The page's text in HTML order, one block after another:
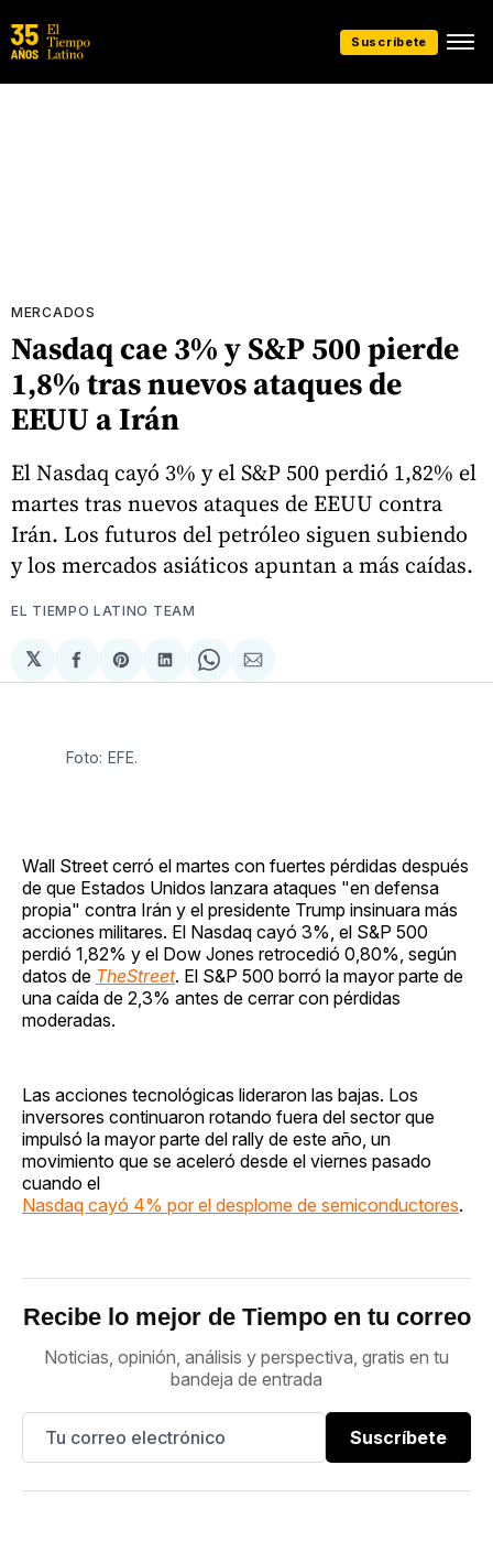
Suscríbete
MERCADOS
Nasdaq cae 3% y S&P 500 pierde
1,8% tras nuevos ataques de
EEUU a Irán
El Nasdaq cayó 3% y el S&P 500 perdió 1,82% el
martes tras nuevos ataques de EEUU contra
Irán. Los futuros del petróleo siguen subiendo
y los mercados asiáticos apuntan a más caídas.
EL TIEMPO LATINO TEAM
𝕏
Compartir
en
Share
on
Compartir
en
Share
on
Compartir
via
Foto: EFE.
Wall Street cerró el martes con fuertes pérdidas después
de que Estados Unidos lanzara ataques "en defensa
propia" contra Irán y el presidente Trump insinuara más
acciones militares. El Nasdaq cayó 3%, el S&P 500
perdió 1,82% y el Dow Jones retrocedió 0,80%, según
datos de TheStreet. El S&P 500 borró la mayor parte de
una caída de 2,3% antes de cerrar con pérdidas
moderadas.
Las acciones tecnológicas lideraron las bajas. Los
inversores continuaron rotando fuera del sector que
impulsó la mayor parte del rally de este año, un
movimiento que se aceleró desde el viernes pasado
cuando el
Nasdaq cayó 4% por el desplome de semiconductores.
Recibe lo mejor de Tiempo en tu correo
Noticias, opinión, análisis y perspectiva, gratis en tu
bandeja de entrada
Suscríbete